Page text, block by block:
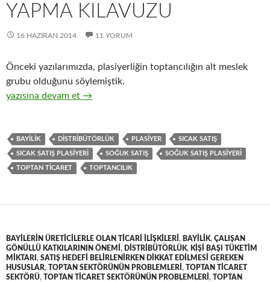
YAPMA KILAVUZU
16 HAZIRAN 2014 11 YORUM
Önceki yazılarımızda, plasiyerliğin toptancılığın alt meslek
grubu olduğunu söylemiştik.
17-Hızlı tüketim ürünleri satıcısı, sıcak satış plasiyerliği ve
yazısına devam et →
BAYILIK DISTRIBÜTÖRLÜK PLASIYER SICAK SATIŞ
SICAK SATIŞ PLASIYERI SOĞUK SATIŞ SOĞUK SATIŞ PLASIYERI
TOPTAN TICARET TOPTANCILIK
BAYILERIN ÜRETICILERLE OLAN TICARI ILIŞKILERI , BAYILIK, ÇALIŞAN
GÖNÜLLÜ KATKILARININ ÖNEMI , DISTRIBÜTÖRLÜK, KIŞI BAŞI TÜKETIM
MIKTARI , SATIŞ HEDEFI BELIRLENIRKEN DIKKAT EDILMESI GEREKEN
HUSUSLAR, TOPTAN SEKTÖRÜNÜN PROBLEMLERI , TOPTAN TICARET
SEKTÖRÜ, TOPTAN TICARET SEKTÖRÜNÜN PROBLEMLERI , TOPTAN